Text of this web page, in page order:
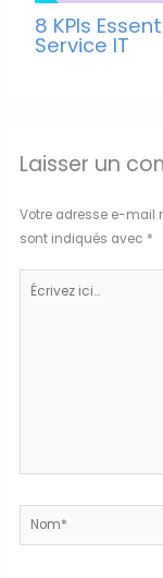
8 KPIs
Service IT
Laisser un
Votre adresse e-mail
sont indiqués avec *
Écrivez
Nom*